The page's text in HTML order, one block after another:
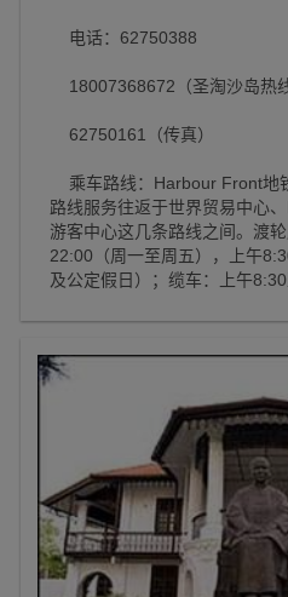
电话：62750388
18007368672（圣淘沙岛热线
62750161（传真）
乘车路线：Harbour Front地
路线服务往返于世界贸易中心
游客中心这几条路线之间。渡
22:00（周一至周五），上午
及公定假日）；缆车：上午